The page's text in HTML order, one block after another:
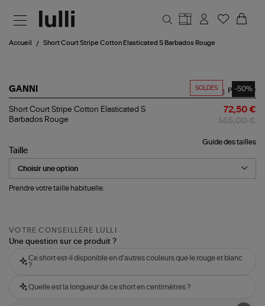
Accueil Short Court Stripe Cotton Elasticated S Barbados Rouge
SOLDES -50%
GANNI
Short
Court
Elasticated
S
Barbados
Rouge
Partager
Short Court Stripe Cotton Elasticated S
Barbados Rouge
72,50 €
Guide des tailles
Taille
Prendre votre taille habituelle.
VOTRE CONSEILLÈRE LULLI
Une question sur ce produit ?
Ce short est-il disponible en d'autres couleurs que le rouge et blanc
?
Quelle est la longueur de ce short en centimètres ?